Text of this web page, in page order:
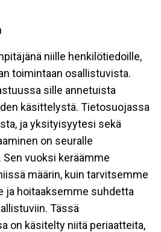
niille henkilötiedoille,
toimintaan osallistuvista.
sille annetuista
käsittelystä. Tietosuojassa
ja yksityisyytesi sekä
on seuralle
vuoksi keräämme
määrin, kuin tarvitsemme
ja hoitaaksemme suhdetta
Tässä
on käsitelty niitä periaatteita,